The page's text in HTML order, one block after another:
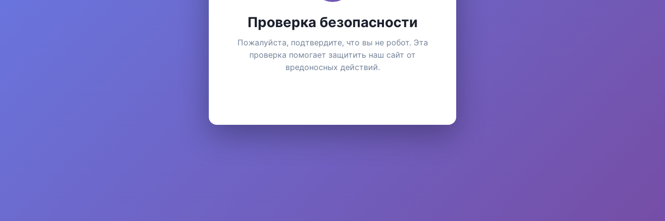
Проверка безопасности
Пожалуйста, подтвердите, что вы не робот. Эта
проверка помогает защитить наш сайт от
вредоносных действий.